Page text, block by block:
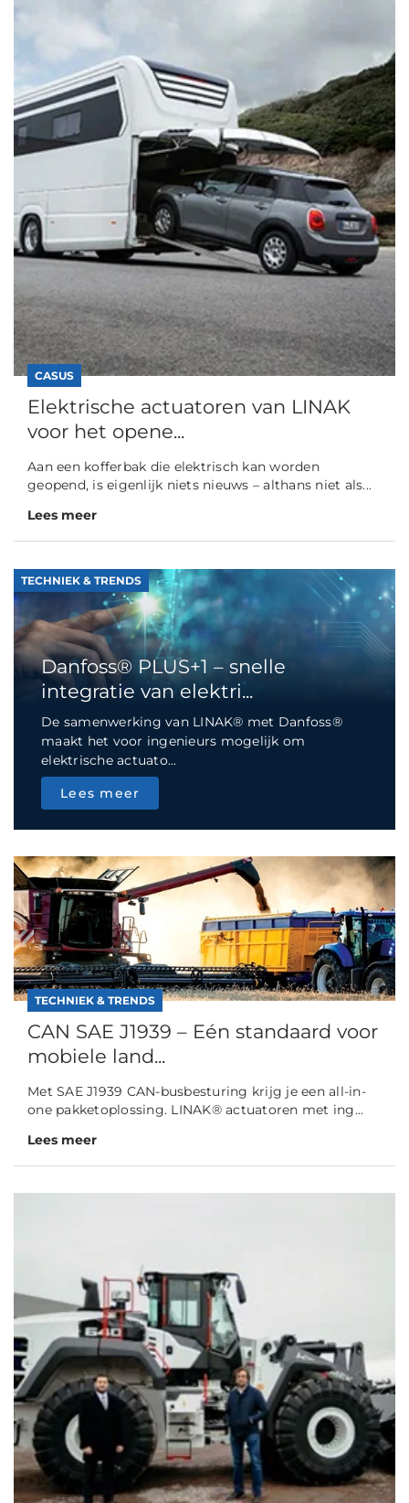
CASUS
Elektrische actuatoren van LINAK
voor het opene...
Aan een kofferbak die elektrisch kan worden
geopend, is eigenlijk niets nieuws – althans niet als...
Lees meer
TECHNIEK & TRENDS
Danfoss® PLUS+1 – snelle
integratie van elektri...
De samenwerking van LINAK® met Danfoss®
maakt het voor ingenieurs mogelijk om
elektrische actuato...
Lees meer
TECHNIEK & TRENDS
CAN SAE J1939 – Eén standaard voor
mobiele land...
Met SAE J1939 CAN-busbesturing krijg je een all-in-
one pakketoplossing. LINAK® actuatoren met ing...
Lees meer